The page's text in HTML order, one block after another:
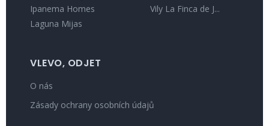
Ipanema Homes
Laguna Mijas
Vily La Finca de J...
VLEVO, ODJET
O nás
Zásady ochrany osobních údajů